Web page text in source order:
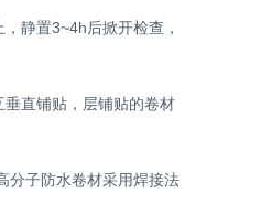
静置3~4h后掀开检查，
直铺贴，层铺贴的卷材
分子防水卷材采用焊接法